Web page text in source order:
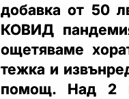
добавка от 50
КОВИД
ощетяваме
тежка и
помощ. Над 2